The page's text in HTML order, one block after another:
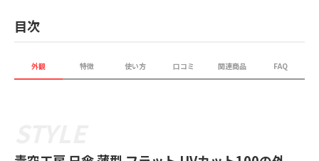
目次
外観 特徴 使い方 口コミ 関連商品 FAQ